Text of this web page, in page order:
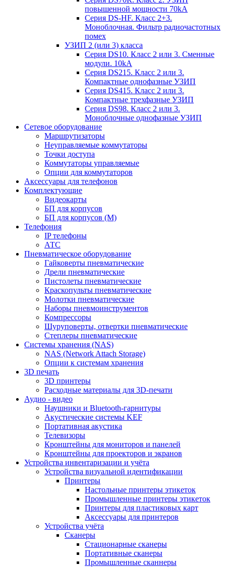
повышенной мощности 70kA
Серия DS-HF. Класс 2+3.
Моноблочная. Фильтр радиочастотных
помех
УЗИП 2 (или 3) класса
Серия DS10. Класс 2 или 3. Сменные
модули. 10kA
Серия DS215. Класс 2 или 3.
Компактные однофазные УЗИП
Серия DS415. Класс 2 или 3.
Компактные трехфазные УЗИП
Серия DS98. Класс 2 или 3.
Моноблочные однофазные УЗИП
Сетевое оборудование
Маршрутизаторы
Неуправляемые коммутаторы
Точки доступа
Коммутаторы управляемые
Опции для коммутаторов
Аксессуары для телефонов
Комплектующие
Видеокарты
БП для корпусов
БП для корпусов (М)
Телефония
IP телефоны
АТС
Пневматическое оборудование
Гайковерты пневматические
Дрели пневматические
Пистолеты пневматические
Краскопульты пневматические
Молотки пневматические
Наборы пневмоинструментов
Компрессоры
Шуруповерты, отвертки пневматические
Степлеры пневматические
Cистемы хранения (NAS)
NAS (Network Attach Storage)
Опции к системам хранения
3D печать
3D принтеры
Расходные материалы для 3D-печати
Аудио - видео
Наушники и Bluetooth-гарнитуры
Акустические системы KEF
Портативная акустика
Телевизоры
Кронштейны для мониторов и панелей
Кронштейны для проекторов и экранов
Устройства инвентаризации и учёта
Устройства визуальной идентификации
Принтеры
Настольные принтеры этикеток
Промышленные принтеры этикеток
Принтеры для пластиковых карт
Аксессуары для принтеров
Устройства учёта
Сканеры
Стационарные сканеры
Портативные сканеры
Промышленные сканнеры